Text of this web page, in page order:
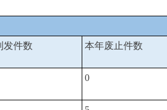
发件数 本年废止件数
0